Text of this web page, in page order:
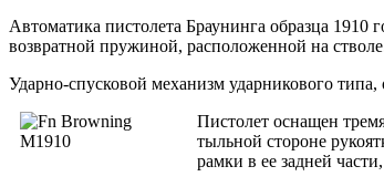
Автоматика пистолета Браунинга образца 1910
возвратной пружиной, расположенной на
Ударно-спусковой механизм ударникового типа,
Пистолет оснащен
тыльной стороне
рамки в ее задней